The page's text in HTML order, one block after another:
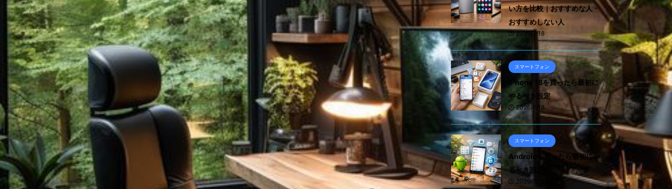
い方を比較｜おすすめな人・
おすすめしない人
2026/7/18
スマートフォン
iPhone 18を買ったら最初に
やるべき設定
2026/7/18
スマートフォン
Androidを買ったら最初にや
るべき設定
2026/7/17